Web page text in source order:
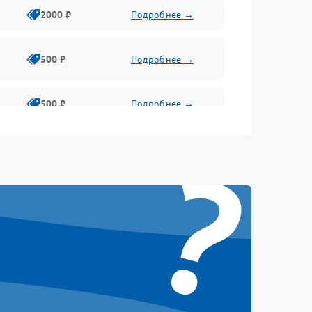
2000 ₽ Подробнее →
500 ₽ Подробнее →
500 ₽ Подробнее →
1000 ₽
Подробнее →
?